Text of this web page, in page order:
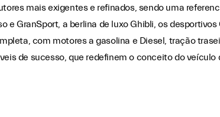
mais exigentes e refinados, sendo uma
GranSport, a berlina de luxo Ghibli, os desportivos
com motores a gasolina e Diesel, tração
de sucesso, que redefinem o conceito do veículo